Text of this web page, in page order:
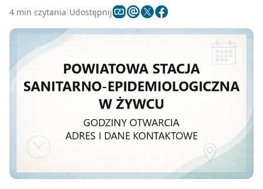
4 min czytania Udostępnij